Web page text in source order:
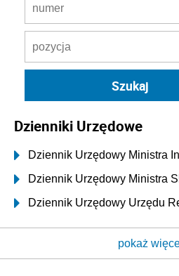
Dzienniki Urzędowe
Dziennik Urzędowy Ministra
Dziennik Urzędowy Ministra
Dziennik Urzędowy Urzędu
Dziennik Urzędowy Ministra
pokaż